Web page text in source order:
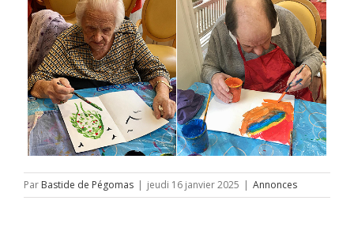
Par Bastide de Pégomas | jeudi 16 janvier 2025 | Annonces